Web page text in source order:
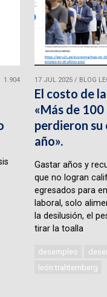
1.904 17 JUL 2025/ BLOG
El costo de
«Más de
perdieron su
año».
Gastar años y
que no logran
egresados para
laboral, solo
la desilusión, el
tirar la toalla
desempleo
león trahtemberg